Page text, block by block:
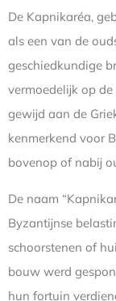
De Kapnikaréa,
als een van de
geschiedkundige
vermoedelijk op
gewijd aan de
kenmerkend voor
bovenop of nabij
De naam
Byzantijnse
schoorstenen of
bouw werd
hun fortuin